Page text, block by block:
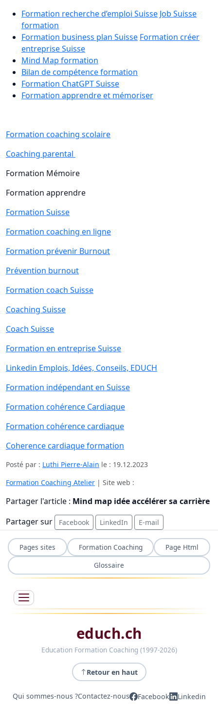
Formation recherche d’emploi Suisse Job Suisse
formation
Formation business plan Suisse Formation créer
entreprise Suisse
Mind Map formation
Bilan de compétence formation
Formation ChatGPT Suisse
Formation apprendre et mémoriser
Formation coaching scolaire
Coaching parental
Formation Mémoire
Formation apprendre
Formation Suisse
Formation coaching en ligne
Formation prévenir Burnout
Prévention burnout
Formation coach Suisse
Coaching Suisse
Coach Suisse
Formation en entreprise Suisse
Linkedin Emplois, Idées, Conseils, EDUCH
Formation indépendant en Suisse
Formation cohérence Cardiaque
Formation cohérence cardiaque
Coherence cardiaque formation
Posté par : Luthi Pierre-Alain le : 19.12.2023
Formation Coaching Atelier | Site web :
Partager l'article : Mind map idée accélérer sa carrière
Partager sur
Facebook LinkedIn E-mail
Pages sites Formation Coaching
Page Html
Glossaire
educh.ch
Education Formation Coaching (1997-2026)
Retour en haut
Qui sommes-nous ?Contactez-nous Facebook Linkedin